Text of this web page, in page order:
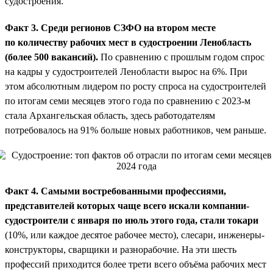
Факт 3. Среди регионов СЗФО на втором месте
по количеству рабочих мест в судостроении Ленобласть
(более 500 вакансий). По сравнению с прошлым годом спрос
на кадры у судостроителей Ленобласти вырос на 6%. При
этом абсолютным лидером по росту спроса на судостроителей
по итогам семи месяцев этого года по сравнению с 2023-м
стала Архангельская область, здесь работодателям
потребовалось на 91% больше новых работников, чем раньше.
Факт 4. Самыми востребованными профессиями,
представителей которых чаще всего искали компании-
судостроители с января по июль этого года, стали токари
(10%, или каждое десятое рабочее место), слесари, инженеры-
конструкторы, сварщики и разнорабочие. На эти шесть
профессий приходится более трети всего объёма рабочих мест